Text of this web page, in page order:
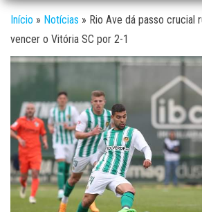
Início » Notícias » Rio Ave dá passo crucial
vencer o Vitória SC por 2-1